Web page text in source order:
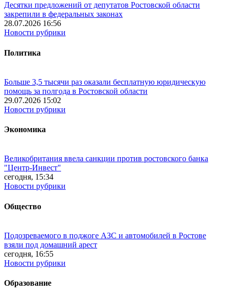
Десятки предложений от депутатов Ростовской области
закрепили в федеральных законах
28.07.2026 16:56
Новости рубрики
Политика
Больше 3,5 тысячи раз оказали бесплатную юридическую
помощь за полгода в Ростовской области
29.07.2026 15:02
Новости рубрики
Экономика
Великобритания ввела санкции против ростовского банка
"Центр-Инвест"
сегодня, 15:34
Новости рубрики
Общество
Подозреваемого в поджоге АЗС и автомобилей в Ростове
взяли под домашний арест
сегодня, 16:55
Новости рубрики
Образование